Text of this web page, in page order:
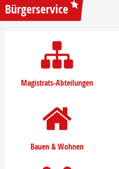
Bürgerservice
Magistrats-Abteilungen
Bauen & Wohnen